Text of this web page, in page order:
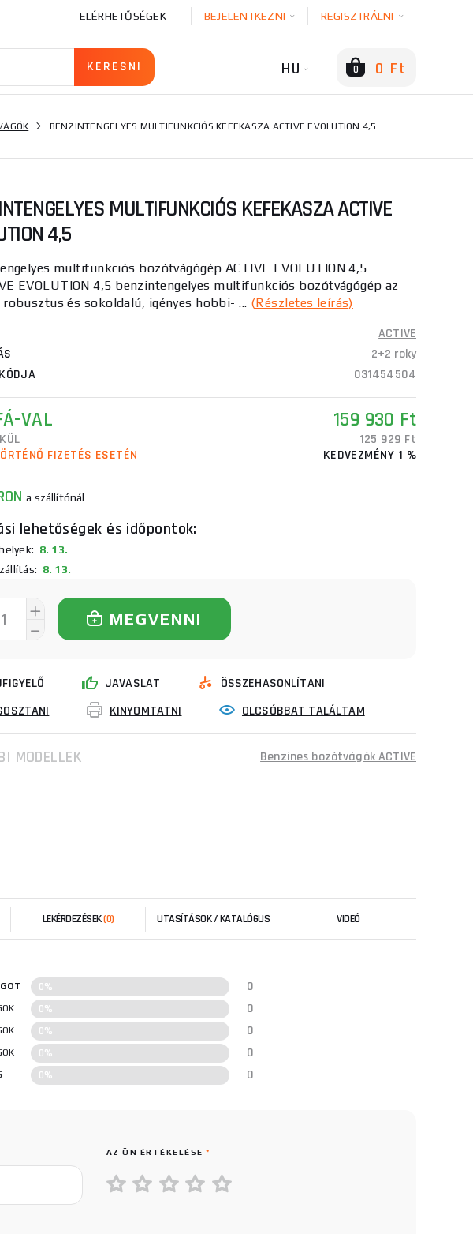
ELÉRHETŐSÉGEK BEJELENTKEZNI REGISZTRÁLNI
HU 0 0 Ft
BENZINTENGELYES MULTIFUNKCIÓS KEFEKASZA ACTIVE EVOLUTION 4,5
MULTIFUNKCIÓS KEFEKASZA ACTIVE
4,5
multifunkciós bozótvágógép ACTIVE EVOLUTION 4,5
EVOLUTION 4,5 benzintengelyes multifunkciós bozótvágógép az
robusztus és sokoldalú, igényes hobbi- ... (Részletes leírás)
ACTIVE
2+2 roky
031454504
VAL 159 930 Ft
125 929 Ft
FIZETÉS ESETÉN
KEDVEZMÉNY 1 %
a szállítónál
lehetőségek és időpontok:
8. 13.
8. 13.
MEGVENNI
JAVASLAT
ÖSSZEHASONLÍTANI
KINYOMTATNI OLCSÓBBAT TALÁLTAM
MODELLEK Benzines bozótvágók ACTIVE
LEKÉRDEZÉSEK(0) UTASÍTÁSOK / KATALÓGUS VIDEÓ
0% 0
0% 0
0% 0
0% 0
0% 0
AZ ÖN ÉRTÉKELÉSE*